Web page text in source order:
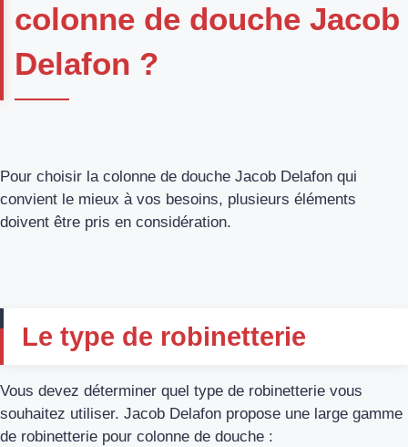
colonne de douche Jacob
Delafon ?
Pour choisir la colonne de douche Jacob Delafon qui
convient le mieux à vos besoins, plusieurs éléments
doivent être pris en considération.
Le type de robinetterie
Vous devez déterminer quel type de robinetterie vous
souhaitez utiliser. Jacob Delafon propose une large gamme
de robinetterie pour colonne de douche :